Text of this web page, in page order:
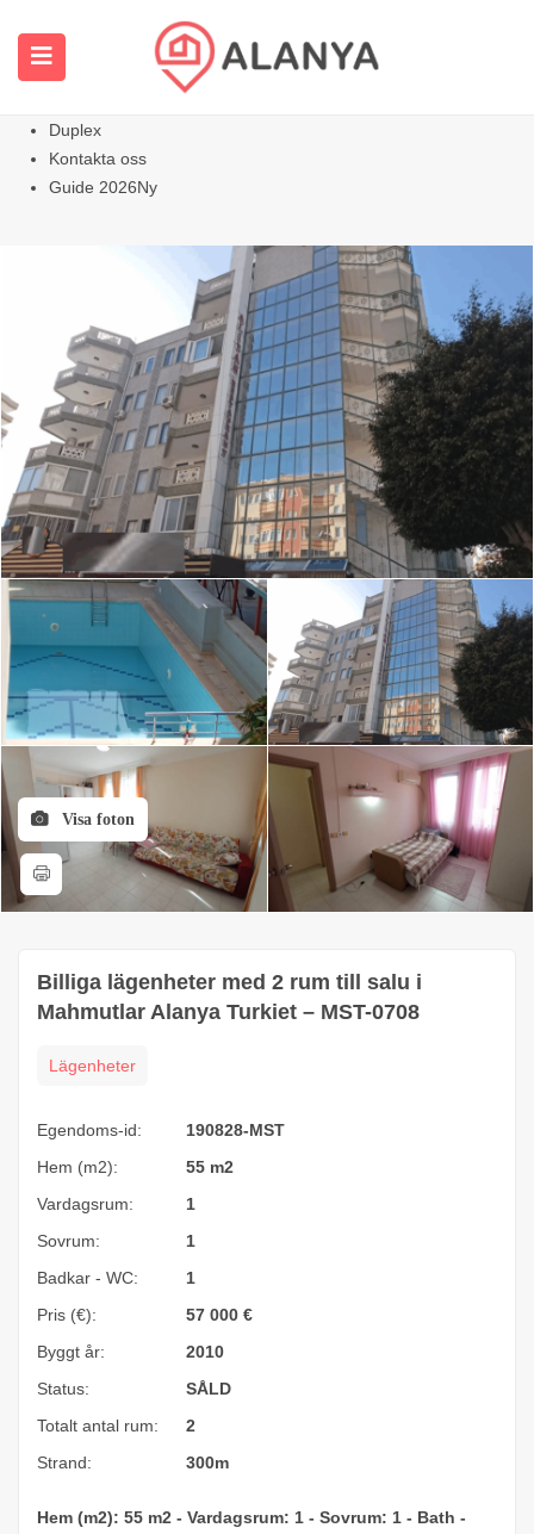
Alla egenskaper
Varm
Duplex
Kontakta oss
Guide 2026Ny
Visa foton
Billiga lägenheter med 2 rum till salu i
Mahmutlar Alanya Turkiet – MST-0708
Lägenheter
Egendoms-id:
190828-MST
Hem (m2):
55 m2
Vardagsrum:
1
Sovrum:
1
Badkar - WC:
1
Pris (€):
57 000 €
Byggt år:
2010
Status:
SÅLD
Totalt antal rum:
2
Strand:
300m
Hem (m2): 55 m2 - Vardagsrum: 1 - Sovrum: 1 - Bath -